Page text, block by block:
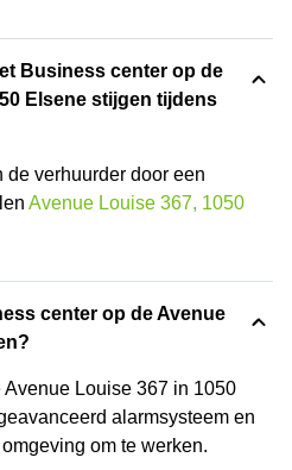
Business center op de
Elsene stijgen tijdens
de verhuurder door een
Avenue Louise 367, 1050
center op de Avenue
Louise 367 in 1050
alarmsysteem en
om te werken.